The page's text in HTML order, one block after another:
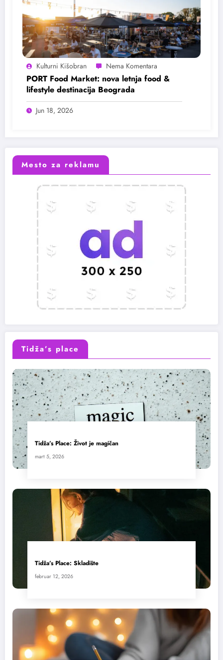
Kulturni Kišobran
PORT Food Market: nova letnja food &
lifestyle destinacija Beograda
Jun 18, 2026
Mesto za reklamu
Tidža’s place
Tidža’s Place: Život je magičan
mart 5, 2026
Tidža’s Place: Skladište
februar 12, 2026